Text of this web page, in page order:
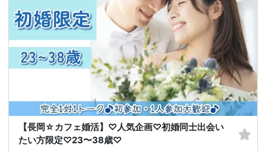
【長岡☆カフェ婚活】♡人気企画♡初婚同士出会い
たい方限定♡23〜38歳♡